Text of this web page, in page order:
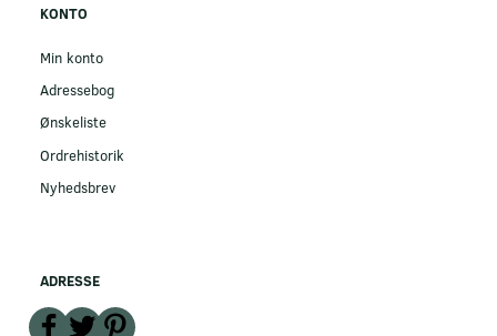
KONTO
Min konto
Adressebog
Ønskeliste
Ordrehistorik
Nyhedsbrev
ADRESSE